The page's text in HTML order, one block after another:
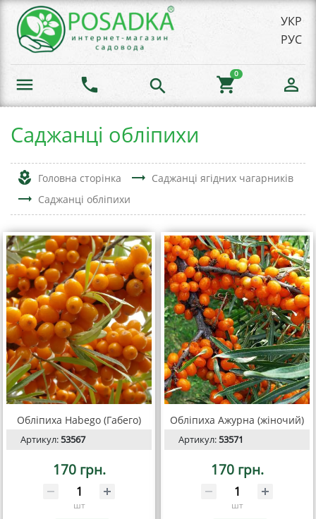
УКР
РУС
menu phone search shopping_cart
0
person_outline
Саджанці обліпихи
local_florist Головна сторінка trending_flat Саджанці ягідних чагарників
trending_flat Саджанці обліпихи
Обліпиха Habego (Габего)
Артикул:53567
170 грн.
шт
Обліпиха Ажурна (жіночий)
Артикул:53571
170 грн.
шт